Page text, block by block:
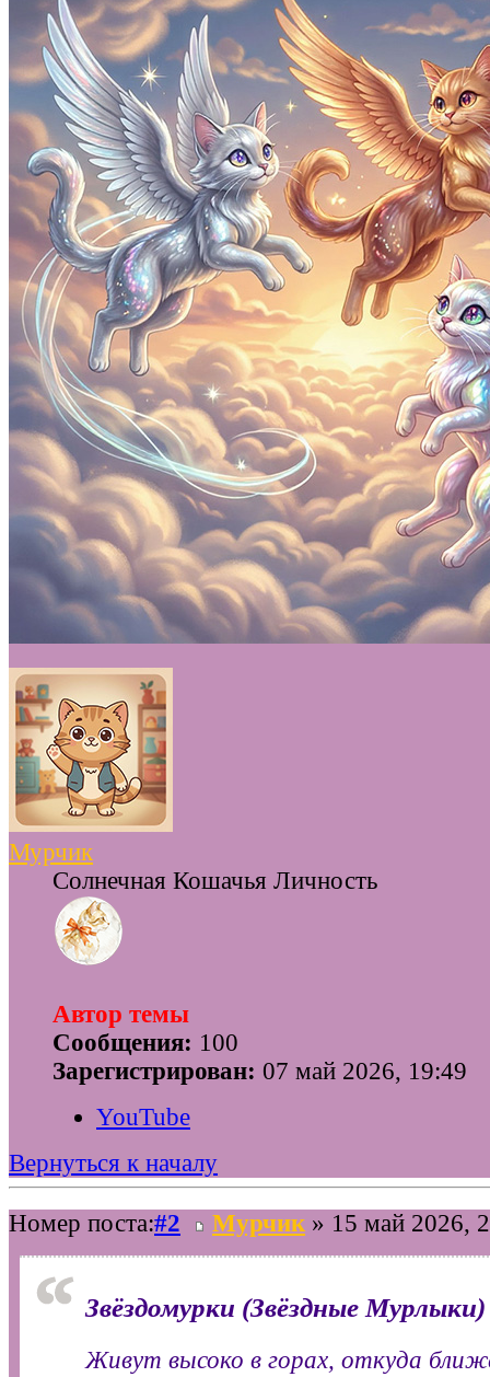
Мурчик
Солнечная Кошачья Личность
Автор темы
Сообщения: 100
Зарегистрирован: 07 май 2026, 19:49
YouTube
Вернуться к началу
Номер поста:#2 Мурчик » 15 май 2026,
Звёздомурки (Звёздные Мурлыки)
Живут высоко в горах, откуда